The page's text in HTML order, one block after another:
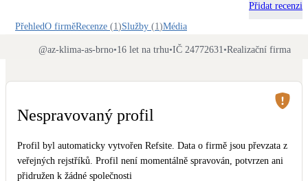
Klimatizace pro vytápění
Dotační, energetické služby
Solární termický systém
Přidat recenzi
PřehledO firměRecenze (1)Služby (1)Média
@az-klima-as-brno•16 let na trhu•IČ 24772631•Realizační firma
Nespravovaný profil
Profil byl automaticky vytvořen Refsite. Data o firmě jsou převzata z
veřejných rejstříků. Profil není momentálně spravován, potvrzen ani
přidružen k žádné společnosti